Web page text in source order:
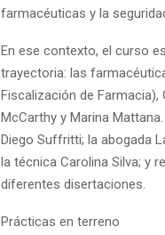
farmacéuticas y la
En ese contexto, el curso
trayectoria: las
Fiscalización de Farmacia),
McCarthy y Marina
Diego Suffritti; la abogada
la técnica Carolina Silva; y
diferentes disertaciones.
Prácticas en terreno